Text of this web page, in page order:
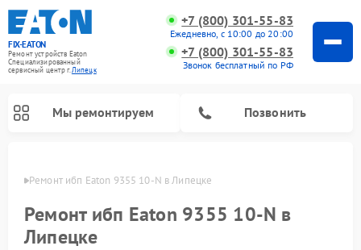
FIX-EATON
Ремонт устройств Eaton
Специализированный
cервисный центр г.Липецк
+7 (800) 301-55-83
Ежедневно, с 10:00 до 20:00
+7 (800) 301-55-83
Звонок бесплатный по РФ
Мы ремонтируем Позвонить
Ремонт ибп Eaton 9355 10-N в Липецке
Ремонт ибп Eaton 9355 10-N в
Липецке